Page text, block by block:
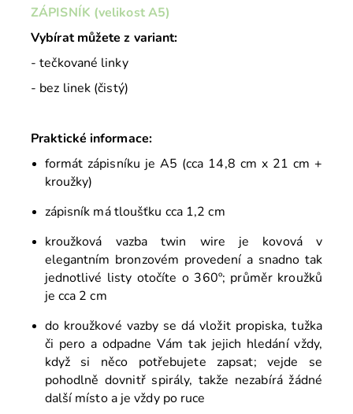
ZÁPISNÍK (velikost A5)
Vybírat můžete z variant:
- tečkované linky
- bez linek (čistý)
Praktické informace:
formát zápisníku je A5 (cca 14,8 cm x 21 cm +
kroužky)
zápisník má tloušťku cca 1,2 cm
kroužková vazba twin wire je kovová v
elegantním bronzovém provedení a snadno tak
jednotlivé listy otočíte o 360º; průměr kroužků
je cca 2 cm
do kroužkové vazby se dá vložit propiska, tužka
či pero a odpadne Vám tak jejich hledání vždy,
když si něco potřebujete zapsat; vejde se
pohodlně dovnitř spirály, takže nezabírá žádné
další místo a je vždy po ruce